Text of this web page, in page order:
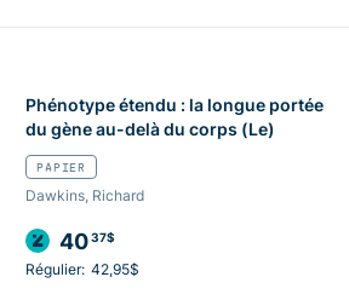
Phénotype étendu : la longue portée
du gène au-delà du corps (Le)
PAPIER
Dawkins, Richard
4037$
Régulier: 42,95$